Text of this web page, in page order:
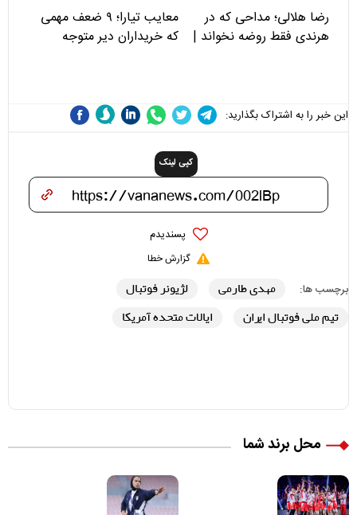
رضا هلالی؛ مداحی که در
هرندی فقط روضه نخواند |
معایب تیارا؛ ۹ ضعف مهمی
که خریداران دیر متوجه
این خبر را به اشتراک بگذارید:
کپی لینک
پسندیدم
گزارش خطا
برچسب ها: مهدی طارمی
لژیونر فوتبال
تیم ملی فوتبال ایران
ایالات متحده آمریکا
محل برند شما